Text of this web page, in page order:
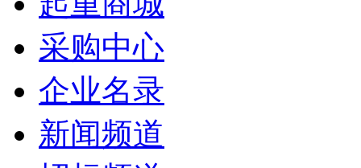
采购中心
企业名录
新闻频道